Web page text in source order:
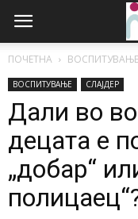
ПОЧЕТНА ВОСПИТУВАЊЕ
ВОСПИТУВАЊЕ СЛАЈДЕР
Дали во
децата е
„добар“